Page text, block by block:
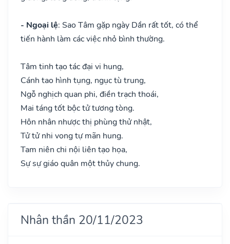
- Ngoại lệ: Sao Tâm gặp ngày Dần rất tốt, có thể
tiến hành làm các việc nhỏ bình thường.
Tâm tinh tạo tác đại vi hung,
Cánh tao hình tụng, ngục tù trung,
Ngỗ nghịch quan phi, điền trạch thoái,
Mai táng tốt bộc tử tương tòng.
Hôn nhân nhược thị phùng thử nhật,
Tử tử nhi vong tự mãn hung.
Tam niên chi nội liên tạo họa,
Sự sự giáo quân một thủy chung.
Nhân thần 20/11/2023